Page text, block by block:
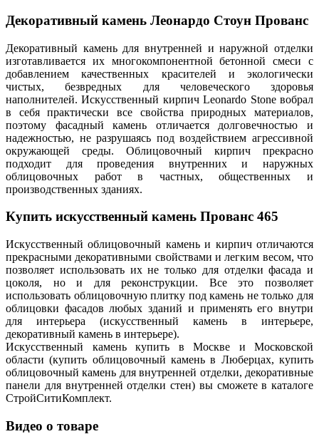
Декоративный камень Леонардо Стоун Прованс
Декоративный камень для внутренней и наружной отделки
изготавливается их многокомпонентной бетонной смеси с
добавлением качественных красителей и экологически
чистых, безвредных для человеческого здоровья
наполнителей. Искусственный кирпич Leonardo Stone вобрал
в себя практически все свойства природных материалов,
поэтому фасадный камень отличается долговечностью и
надежностью, не разрушаясь под воздействием агрессивной
окружающей среды. Облицовочный кирпич прекрасно
подходит для проведения внутренних и наружных
облицовочных работ в частных, общественных и
производственных зданиях.
Купить искусственный камень Прованс 465
Искусственный облицовочный камень и кирпич отличаются
прекрасными декоративными свойствами и легким весом, что
позволяет использовать их не только для отделки фасада и
цоколя, но и для реконструкции. Все это позволяет
использовать облицовочную плитку под камень не только для
облицовки фасадов любых зданий и применять его внутри
для интерьера (искусственный камень в интерьере,
декоративный камень в интерьере).
Искусственный камень купить в Москве и Московской
области (купить облицовочный камень в Люберцах, купить
облицовочный камень для внутренней отделки, декоративные
панели для внутренней отделки стен) вы сможете в каталоге
СтройСитиКомплект.
Видео о товаре